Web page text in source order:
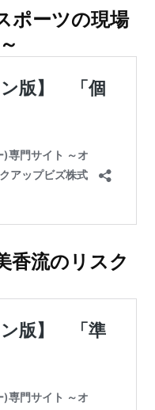
ポーツの現場
香流のリスク